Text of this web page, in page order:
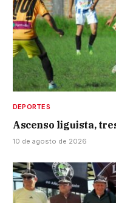
DEPORTES
Ascenso liguista,
10 de agosto de 2026